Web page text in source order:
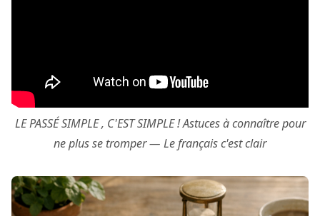
LE PASSÉ SIMPLE , C'EST SIMPLE ! Astuces à connaître pour
ne plus se tromper — Le français c'est clair